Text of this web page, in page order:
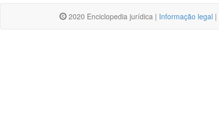
2020 Enciclopedia jurídica | Informação legal |